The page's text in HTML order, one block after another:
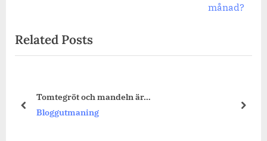
månad?
Related Posts
är…
prev next